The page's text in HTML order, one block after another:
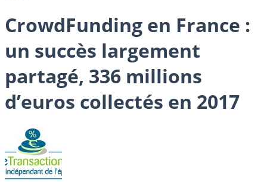
CrowdFunding en France :
un succès largement
partagé, 336 millions
d’euros collectés en 2017